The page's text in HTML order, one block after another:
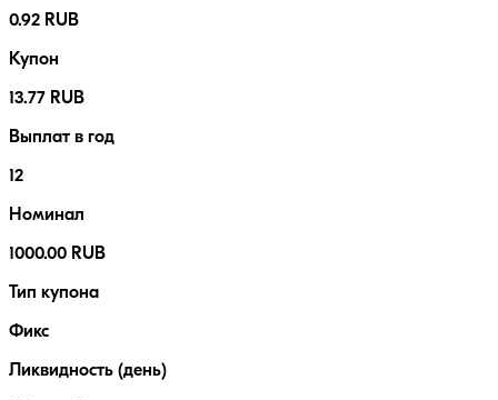
0.92 RUB
Купон
13.77 RUB
Выплат в год
12
Номинал
1000.00 RUB
Тип купона
Фикс
Ликвидность (день)